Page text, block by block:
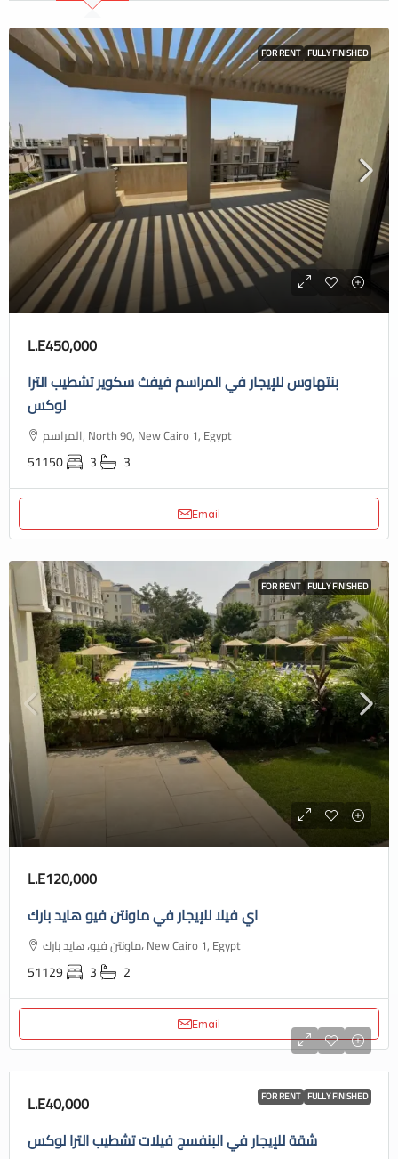
FOR RENT FULLY FINISHED
L.E450,000
بنتهاوس للإيجار في المراسم فيفث سكوير تشطيب الترا
لوكس
المراسم, North 90, New Cairo 1, Egypt
51150 3 3
Email
FOR RENT FULLY FINISHED
L.E120,000
اي فيلا للإيجار في ماونتن فيو هايد بارك
ماونتن فيو، هايد بارك، New Cairo 1, Egypt
51129 3 2
Email
FOR RENT FULLY FINISHED
L.E40,000
شقة للإيجار في البنفسج فيلات تشطيب الترا لوكس